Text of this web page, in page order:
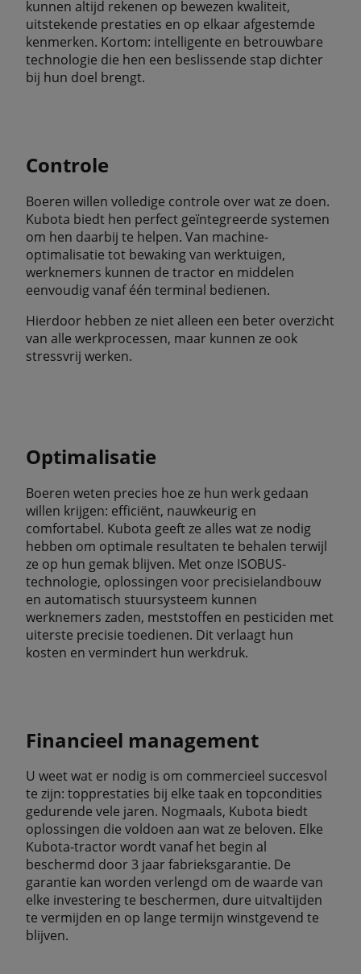
kunnen altijd rekenen op bewezen kwaliteit,
uitstekende prestaties en op elkaar afgestemde
kenmerken. Kortom: intelligente en betrouwbare
technologie die hen een beslissende stap dichter
bij hun doel brengt.
Controle
Boeren willen volledige controle over wat ze doen.
Kubota biedt hen perfect geïntegreerde systemen
om hen daarbij te helpen. Van machine-
optimalisatie tot bewaking van werktuigen,
werknemers kunnen de tractor en middelen
eenvoudig vanaf één terminal bedienen.
Hierdoor hebben ze niet alleen een beter overzicht
van alle werkprocessen, maar kunnen ze ook
stressvrij werken.
Optimalisatie
Boeren weten precies hoe ze hun werk gedaan
willen krijgen: efficiënt, nauwkeurig en
comfortabel. Kubota geeft ze alles wat ze nodig
hebben om optimale resultaten te behalen terwijl
ze op hun gemak blijven. Met onze ISOBUS-
technologie, oplossingen voor precisielandbouw
en automatisch stuursysteem kunnen
werknemers zaden, meststoffen en pesticiden met
uiterste precisie toedienen. Dit verlaagt hun
kosten en vermindert hun werkdruk.
Financieel management
U weet wat er nodig is om commercieel succesvol
te zijn: topprestaties bij elke taak en topcondities
gedurende vele jaren. Nogmaals, Kubota biedt
oplossingen die voldoen aan wat ze beloven. Elke
Kubota-tractor wordt vanaf het begin al
beschermd door 3 jaar fabrieksgarantie. De
garantie kan worden verlengd om de waarde van
elke investering te beschermen, dure uitvaltijden
te vermijden en op lange termijn winstgevend te
blijven.